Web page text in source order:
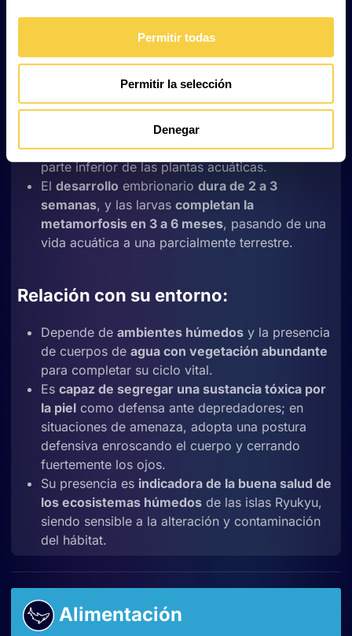
Permitir todas
Permitir la selección
Denegar
Reproducción:
especie ovípara. La reproducción ocurre
entre finales de otoño y principios de primavera.
La hembra deposita hasta60 huevos por
temporada, pegándolos individualmente en la
parte inferior de las plantas acuáticas.
El desarrollo embrionario dura de 2 a 3
semanas, y las larvas completan la
metamorfosis en 3 a 6 meses, pasando de una
vida acuática a una parcialmente terrestre.
Relación con su entorno:
Depende de ambientes húmedos y la presencia
de cuerpos de agua con vegetación abundante
para completar su ciclo vital.
Es capaz de segregar una sustancia tóxica por
la piel como defensa ante depredadores; en
situaciones de amenaza, adopta una postura
defensiva enroscando el cuerpo y cerrando
fuertemente los ojos.
Su presencia es indicadora de la buena salud de
los ecosistemas húmedos de las islas Ryukyu,
siendo sensible a la alteración y contaminación
del hábitat.
Alimentación